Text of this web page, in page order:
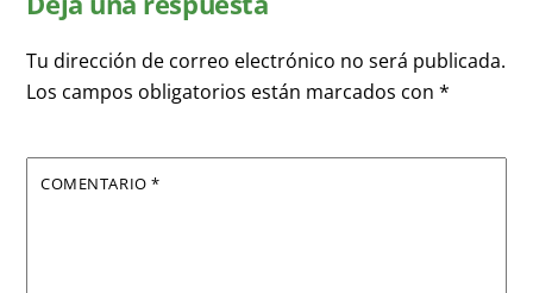
Tu dirección de correo electrónico no será publicada.
Los campos obligatorios están marcados con*
COMENTARIO*